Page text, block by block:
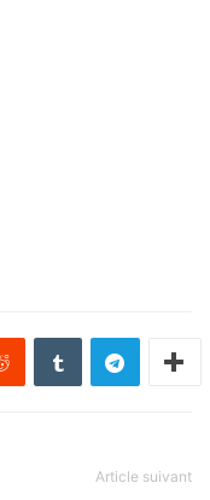
Article suivant